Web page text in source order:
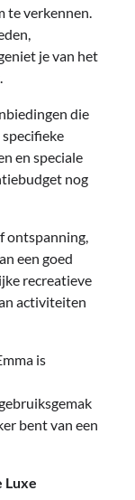
te verkennen.
je van het
die
en speciale
nog
ontspanning,
een goed
recreatieve
activiteiten
is
bent van een
Luxe